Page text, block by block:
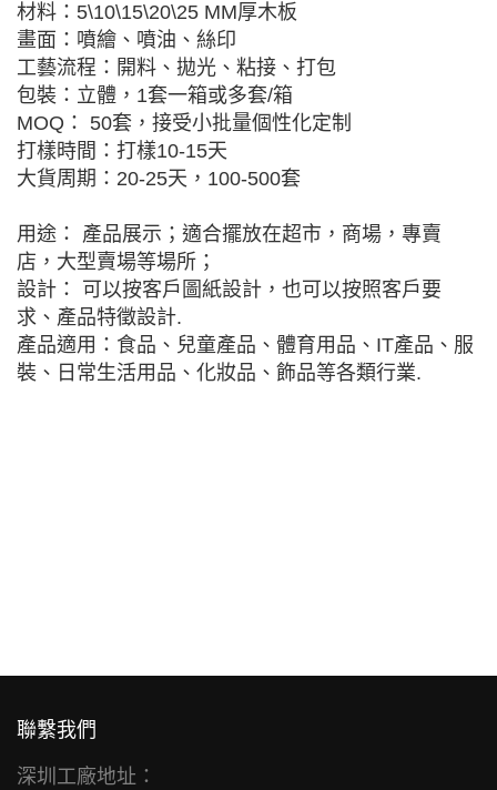
材料：5\10\15\20\25 MM厚木板
畫面：噴繪、噴油、絲印
工藝流程：開料、拋光、粘接、打包
包裝：立體，1套一箱或多套/箱
MOQ： 50套，接受小批量個性化定制
打樣時間：打樣10-15天
大貨周期：20-25天，100-500套
用途： 產品展示；適合擺放在超市，商場，專賣
店，大型賣場等場所；
設計： 可以按客戶圖紙設計，也可以按照客戶要
求、產品特徵設計.
產品適用：食品、兒童產品、體育用品、IT產品、服
裝、日常生活用品、化妝品、飾品等各類行業.
聯繫我們
深圳工廠地址：